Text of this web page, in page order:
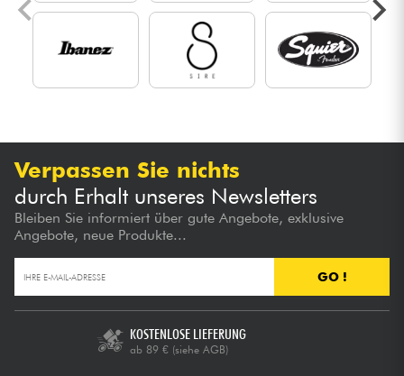
Verpassen Sie nichts
durch Erhalt unseres Newsletters
Bleiben Sie informiert über gute Angebote, exklusive
Angebote, neue Produkte...
GO !
KOSTENLOSE LIEFERUNG
ab 89 € (siehe AGB)